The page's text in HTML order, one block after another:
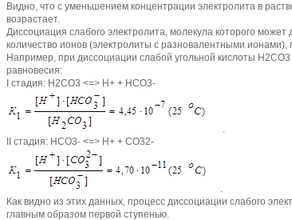
Видно, что с уменьшением концентрации электролита в
возрастает.
Диссоциация слабого электролита, молекула которого
количество ионов (электролиты с разновалентными
Например, при диссоциации слабой угольной кислоты
равновесия:
I стадия: Н2СО3 <=> Н+ + НСО3-
.
II стадия: НСО3- <=> Н+ + СО32-
.
Как видно из этих данных, процесс диссоциации слабого
главным образом первой ступенью.